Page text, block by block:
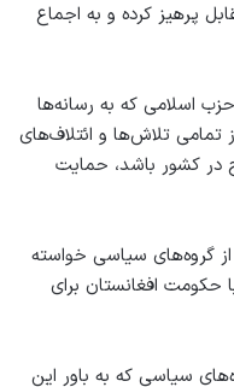
پرهیز کرده و به اجماع
اسلامی که به رسانه‌ها
تلاش‌ها و ائتلاف‌های
کشور باشد، حمایت
گروه‌های سیاسی خواسته
افغانستان برای
سیاسی که به باور این